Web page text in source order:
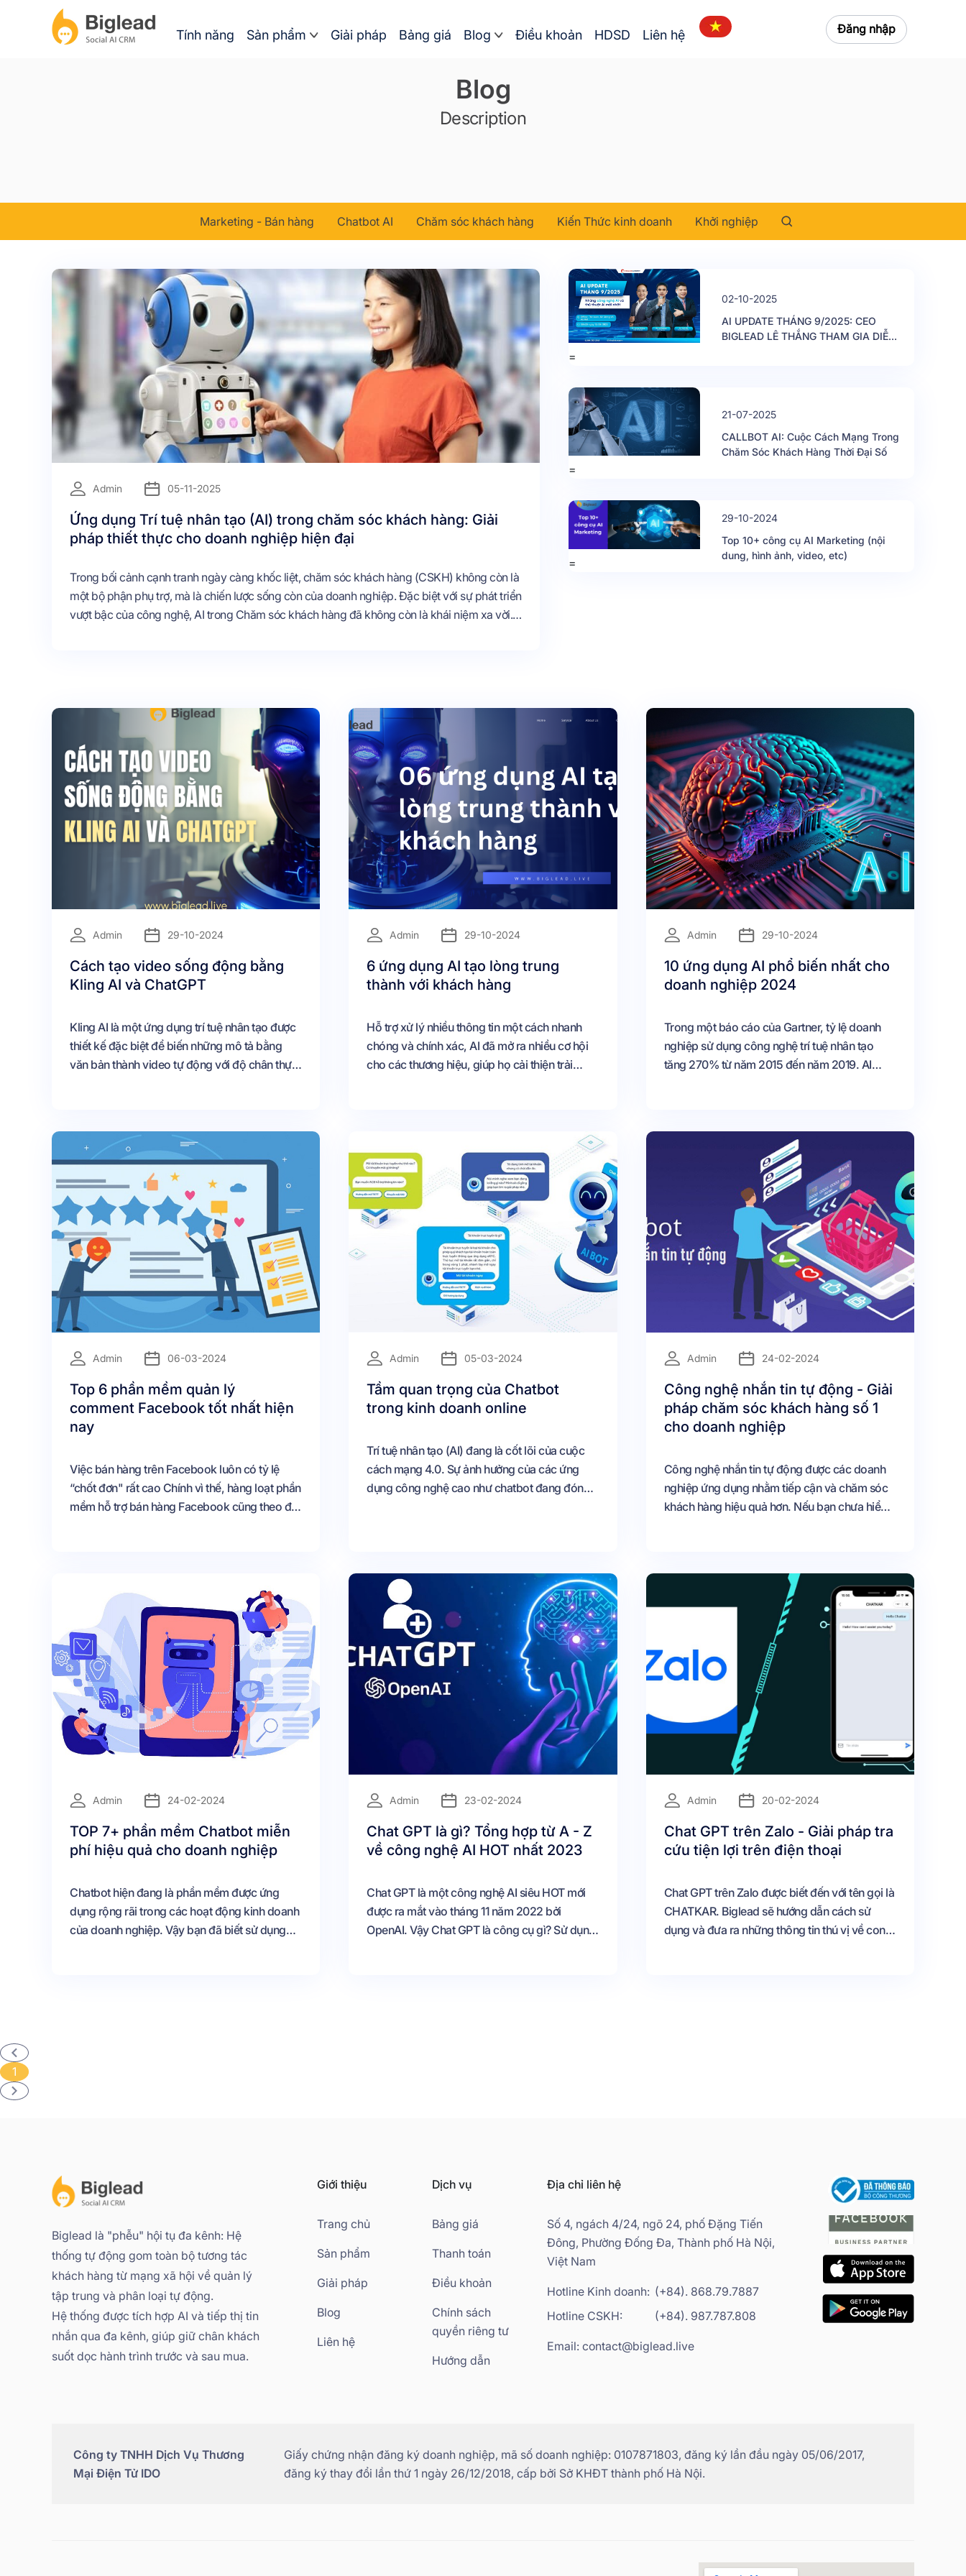
Tính năng Sản phẩm Giải pháp Bảng giá Blog Điều khoản HDSD Liên hệ Đăng nhập
Blog
Description
Marketing - Bán hàng Chatbot AI Chăm sóc khách hàng Kiến Thức kinh doanh Khởi nghiệp
Admin 05-11-2025
Ứng dụng Trí tuệ nhân tạo (AI) trong chăm sóc khách hàng: Giải
pháp thiết thực cho doanh nghiệp hiện đại
Trong bối cảnh cạnh tranh ngày càng khốc liệt, chăm sóc khách hàng (CSKH) không còn là
một bộ phận phụ trợ, mà là chiến lược sống còn của doanh nghiệp. Đặc biệt với sự phát triển
vượt bậc của công nghệ, AI trong Chăm sóc khách hàng đã không còn là khái niệm xa vời.
=
02-10-2025
AI UPDATE THÁNG 9/2025: CEO
BIGLEAD LÊ THẮNG THAM GIA DIỄN
=
21-07-2025
CALLBOT AI: Cuộc Cách Mạng Trong
Chăm Sóc Khách Hàng Thời Đại Số
=
29-10-2024
Top 10+ công cụ AI Marketing (nội
dung, hình ảnh, video, etc)
Admin 29-10-2024
Cách tạo video sống động bằng
Kling AI và ChatGPT
Kling AI là một ứng dụng trí tuệ nhân tạo được
thiết kế đặc biệt để biến những mô tả bằng
văn bản thành video tự động với độ chân thực
mở ra vô vàn cơ hội sáng tạo video cho người
dùng trong nhiều lĩnh vực khác nhau.
Admin 29-10-2024
6 ứng dụng AI tạo lòng trung
thành với khách hàng
Hỗ trợ xử lý nhiều thông tin một cách nhanh
chóng và chính xác, AI đã mở ra nhiều cơ hội
cho các thương hiệu, giúp họ cải thiện trải
Admin 29-10-2024
10 ứng dụng AI phổ biến nhất cho
doanh nghiệp 2024
Trong một báo cáo của Gartner, tỷ lệ doanh
nghiệp sử dụng công nghệ trí tuệ nhân tạo
tăng 270% từ năm 2015 đến năm 2019. AI
Trong một thống kê của McKinsey, nhiều
doanh nghiệp phản ánh sự tăng trưởng ít nhất
5% thu nhập trước thuế (EBIT) nhờ vào ứng
dụng công nghệ AI.
Admin 06-03-2024
Top 6 phần mềm quản lý
comment Facebook tốt nhất hiện
nay
Việc bán hàng trên Facebook luôn có tỷ lệ
“chốt đơn" rất cao Chính vì thế, hàng loạt phần
mềm hỗ trợ bán hàng Facebook cũng theo đó
Admin 05-03-2024
Tầm quan trọng của Chatbot
trong kinh doanh online
Trí tuệ nhân tạo (AI) đang là cốt lõi của cuộc
cách mạng 4.0. Sự ảnh hưởng của các ứng
dụng công nghệ cao như chatbot đang đóng
Admin 24-02-2024
Công nghệ nhắn tin tự động - Giải
pháp chăm sóc khách hàng số 1
cho doanh nghiệp
Công nghệ nhắn tin tự động được các doanh
nghiệp ứng dụng nhằm tiếp cận và chăm sóc
khách hàng hiệu quả hơn. Nếu bạn chưa hiểu
Admin 24-02-2024
TOP 7+ phần mềm Chatbot miễn
phí hiệu quả cho doanh nghiệp
Chatbot hiện đang là phần mềm được ứng
dụng rộng rãi trong các hoạt động kinh doanh
của doanh nghiệp. Vậy bạn đã biết sử dụng
Admin 23-02-2024
Chat GPT là gì? Tổng hợp từ A - Z
về công nghệ AI HOT nhất 2023
Chat GPT là một công nghệ AI siêu HOT mới
được ra mắt vào tháng 11 năm 2022 bởi
OpenAI. Vậy Chat GPT là công cụ gì? Sử dụng
Admin 20-02-2024
Chat GPT trên Zalo - Giải pháp tra
cứu tiện lợi trên điện thoại
Chat GPT trên Zalo được biết đến với tên gọi là
CHATKAR. Biglead sẽ hướng dẫn cách sử
dụng và đưa ra những thông tin thú vị về con
1
Biglead là "phễu" hội tụ đa kênh: Hệ
thống tự động gom toàn bộ tương tác
khách hàng từ mạng xã hội về quản lý
tập trung và phân loại tự động.
Hệ thống được tích hợp AI và tiếp thị tin
nhắn qua đa kênh, giúp giữ chân khách
suốt dọc hành trình trước và sau mua.
Giới thiệu
Trang chủ
Sản phẩm
Giải pháp
Blog
Liên hệ
Dịch vụ
Bảng giá
Thanh toán
Điều khoản
Chính sách
quyền riêng tư
Hướng dẫn
Địa chỉ liên hệ
Số 4, ngách 4/24, ngõ 24, phố Đặng Tiến
Đông, Phường Đống Đa, Thành phố Hà Nội,
Việt Nam
Hotline Kinh doanh: (+84). 868.79.7887
Hotline CSKH:
(+84). 987.787.808
Email: contact@biglead.live
Công ty TNHH Dịch Vụ Thương
Mại Điện Tử IDO
Giấy chứng nhận đăng ký doanh nghiệp, mã số doanh nghiệp: 0107871803, đăng ký lần đầu ngày 05/06/2017,
đăng ký thay đổi lần thứ 1 ngày 26/12/2018, cấp bởi Sở KHĐT thành phố Hà Nội.